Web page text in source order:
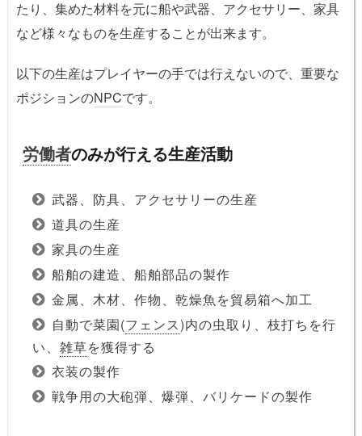
たり、集めた材料を元に船や武器、アクセサリー、家具
など様々なものを生産することが出来ます。
以下の生産はプレイヤーの手では行えないので、重要な
ポジションのNPCです。
労働者のみが行える生産活動
武器、防具、アクセサリーの生産
道具の生産
家具の生産
船舶の建造、船舶部品の製作
金属、木材、作物、乾燥魚を貿易箱へ加工
自動で菜園(フェンス)内の虫取り、枝打ちを行
い、 雑草を獲得する
衣装の製作
戦争用の大砲弾、爆弾、バリケードの製作